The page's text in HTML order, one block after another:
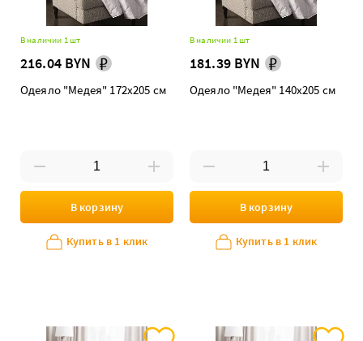
В наличии 1 шт
216.04 BYN
Одеяло "Медея" 172х205 см
В корзину
Купить в 1 клик
В наличии 1 шт
181.39 BYN
Одеяло "Медея" 140х205 см
В корзину
Купить в 1 клик